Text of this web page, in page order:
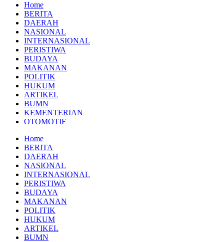
Home
BERITA
DAERAH
NASIONAL
INTERNASIONAL
PERISTIWA
BUDAYA
MAKANAN
POLITIK
HUKUM
ARTIKEL
BUMN
KEMENTERIAN
OTOMOTIF
Home
BERITA
DAERAH
NASIONAL
INTERNASIONAL
PERISTIWA
BUDAYA
MAKANAN
POLITIK
HUKUM
ARTIKEL
BUMN